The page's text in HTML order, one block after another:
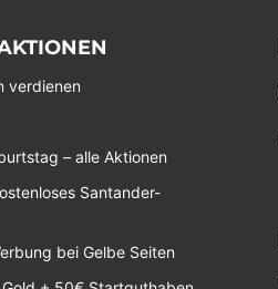
verdienen
– alle Aktionen
Santander-
bei Gelbe Seiten